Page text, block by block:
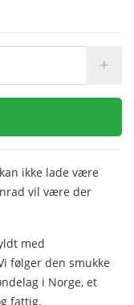
+
ikke lade være
vil være der
med
følger den smukke
i Norge, et
fattig.